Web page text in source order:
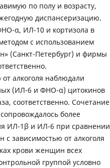
по полу и возрасту,
диспансеризацию.
α, ИЛ-10 и кортизола в
с использованием
(Санкт-Петербург) и фирмы
алкоголя наблюдали
(ИЛ-6 и ФНО-α) цитокинов
соответственно. Сочетание
более
ИЛ-1β и ИЛ-6 при сравнении
с зависимостью от алкоголя
крови женщин всех
группой условно